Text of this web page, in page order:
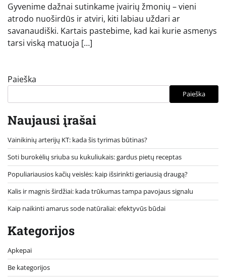
Gyvenime dažnai sutinkame įvairių žmonių – vieni
atrodo nuoširdūs ir atviri, kiti labiau uždari ar
savanaudiški. Kartais pastebime, kad kai kurie asmenys
tarsi viską matuoja […]
Paieška
Paieška
Naujausi įrašai
Vainikinių arterijų KT: kada šis tyrimas būtinas?
Soti burokėlių sriuba su kukuliukais: gardus pietų receptas
Populiariausios kačių veislės: kaip išsirinkti geriausią draugą?
Kalis ir magnis širdžiai: kada trūkumas tampa pavojaus signalu
Kaip naikinti amarus sode natūraliai: efektyvūs būdai
Kategorijos
Apkepai
Be kategorijos